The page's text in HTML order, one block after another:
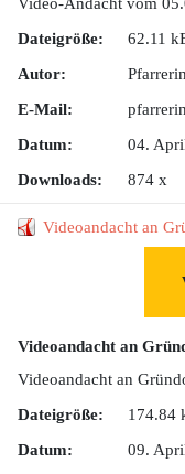
Dateigröße:
62.11
Autor:
E-Mail:
Datum:
04.
Downloads:
874 x
Videoandacht an
Videoandacht an
Videoandacht an
Dateigröße:
174.84
Datum:
09.